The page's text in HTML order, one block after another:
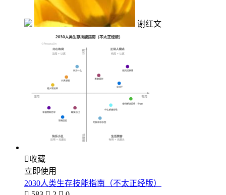
谢红文
收藏
立即使用
2030人类生存技能指南（不太正经版）